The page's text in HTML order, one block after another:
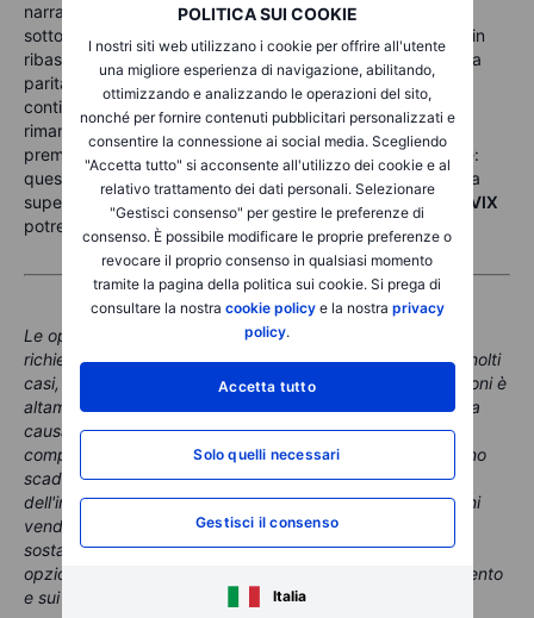
POLITICA SUI COOKIE
I nostri siti web utilizzano i cookie per offrire all'utente
una migliore esperienza di navigazione, abilitando,
ottimizzando e analizzando le operazioni del sito,
nonché per fornire contenuti pubblicitari personalizzati e
consentire la connessione ai social media. Scegliendo
"Accetta tutto" si acconsente all'utilizzo dei cookie e al
relativo trattamento dei dati personali. Selezionare
"Gestisci consenso" per gestire le preferenze di
consenso. È possibile modificare le proprie preferenze o
revocare il proprio consenso in qualsiasi momento
tramite la pagina della politica sui cookie. Si prega di
consultare la nostra cookie policye la nostra privacy
policy.
Accetta tutto
Solo quelli necessari
Gestisci il consenso
Italia
narrativa. In vista di mercoledì, i mercati europei stanno
sottoperformando (
in
ribasso dello 0,80%) mentre i
future USA
restano vicini alla
parità. Il
sta risalendo leggermente a 17,01, lo
SKEW
continua ad aumentare e il premio per il rischio di volatilità
rimane ampio. Il regime continua a favorire i venditori di
premio, ma il crescente skew sulla coda merita attenzione:
questo mercato non è compiacente nella parte bassa della
superficie della volatilità, anche se il numero headline del
VIX
potrebbe suggerire il contrario.
Le opzioni sono prodotti complessi e ad alto rischio e
richiedono conoscenza, esperienza di investimento e, in molti
casi, un'elevata accettazione del rischio. Il trading di opzioni è
altamente speculativo e non è adatto a tutti gli investitori a
causa dei rischi connessi. La negoziazione di opzioni
comporta un rischio elevato. Le opzioni acquistate possono
scadere senza valore, con la conseguente perdita
dell'investimento iniziale (premio e costi), mentre le opzioni
vendute possono comportare per l’investitore perdite
sostanziali (potenzialmente illimitate). Prima di investire in
opzioni, è necessario essere ben informarti sul funzionamento
e sui rischi di tali prodotti.